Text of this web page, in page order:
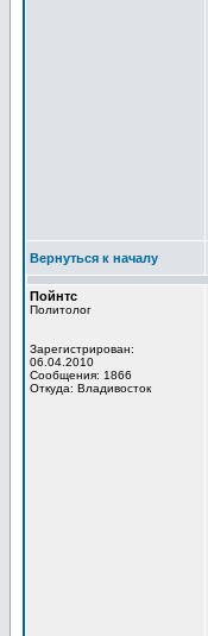
Вернуться к началу
Пойнтс
Политолог
Зарегистрирован:
06.04.2010
Сообщения: 1866
Откуда: Владивосток